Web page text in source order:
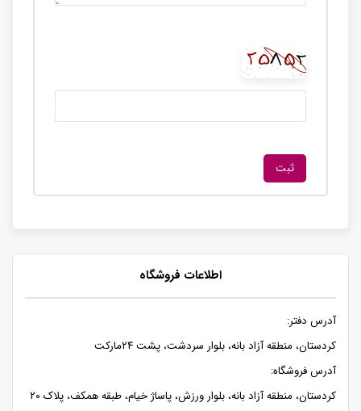
اطلاعات فروشگاه
آدرس دفتر:
کردستان، منطقه آزاد بانه، بلوار سردشت، پشت ۲۴مارکت
آدرس فروشگاه:
کردستان، منطقه آزاد بانه، بلوار ورزش، پاساژ خیام، طبقه همکف، پلاک ۲۰